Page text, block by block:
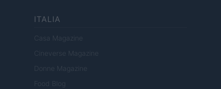
ITALIA
Casa Magazine
Cineverse Magazine
Donne Magazine
Food Blog